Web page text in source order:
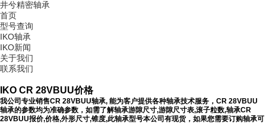
井兮精密轴承
首页
型号查询
IKO轴承
IKO新闻
关于我们
联系我们
IKO CR 28VBUU价格
我公司专业销售CR 28VBUU轴承, 能为客户提供各种轴承技术服务，CR 28VBUU
轴承的参数均为准确参数，如需了解轴承游隙尺寸,游隙尺寸表,滚子粒数,轴承CR
28VBUU报价,价格,外形尺寸,锥度,此轴承型号本公司有现货，如果您需要订购轴承可